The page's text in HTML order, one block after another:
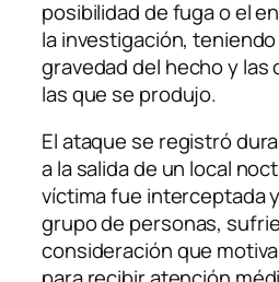
posibilidad de fuga o el
la investigación,
gravedad del hecho y
las que se produjo.
El ataque se registró
a la salida de un local
víctima fue interceptada
grupo de personas,
consideración que